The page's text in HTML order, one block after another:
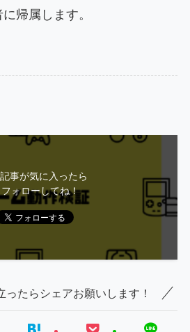
帰属します。
事が気に入ったら
フォローしてね！
ったらシェアお願いします！